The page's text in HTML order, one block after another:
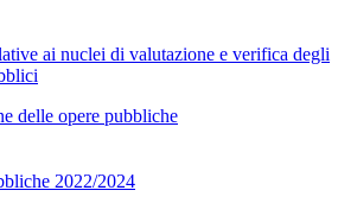
ai nuclei di valutazione e verifica degli
delle opere pubbliche
2022/2024